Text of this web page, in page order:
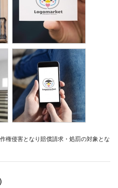
権侵害となり賠償請求・処罰の対象とな